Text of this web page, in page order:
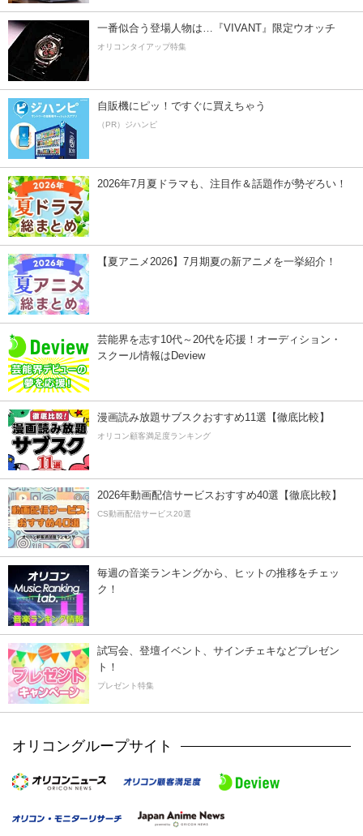
一番似合う登場人物は…『VIVANT』限定ウオッチ
オリコンタイアップ特集
自販機にピッ！ですぐに買えちゃう
（PR）ジハンピ
2026年7月夏ドラマも、注目作＆話題作が勢ぞろい！
【夏アニメ2026】7月期夏の新アニメを一挙紹介！
芸能界を志す10代～20代を応援！オーディション・
スクール情報はDeview
漫画読み放題サブスクおすすめ11選【徹底比較】
オリコン顧客満足度ランキング
2026年動画配信サービスおすすめ40選【徹底比較】
CS動画配信サービス20選
毎週の音楽ランキングから、ヒットの推移をチェッ
ク！
試写会、登壇イベント、サインチェキなどプレゼン
ト！
プレゼント特集
オリコングループサイト